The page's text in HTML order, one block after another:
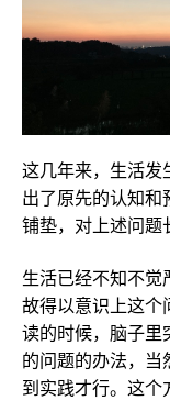
这几年来，生活发
出了原先的认知和
铺垫，对上述问题
生活已经不知不觉
故得以意识上这个
读的时候，脑子里
的问题的办法，当
到实践才行。这个